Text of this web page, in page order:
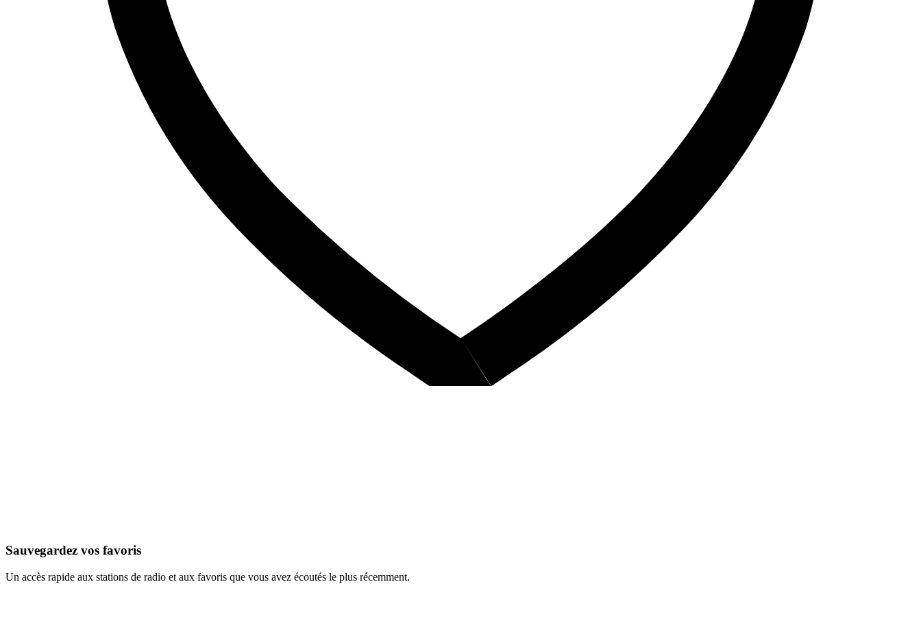
Sauvegardez vos favoris
Un accès rapide aux stations de radio et aux favoris que vous avez écoutés le plus récemment.